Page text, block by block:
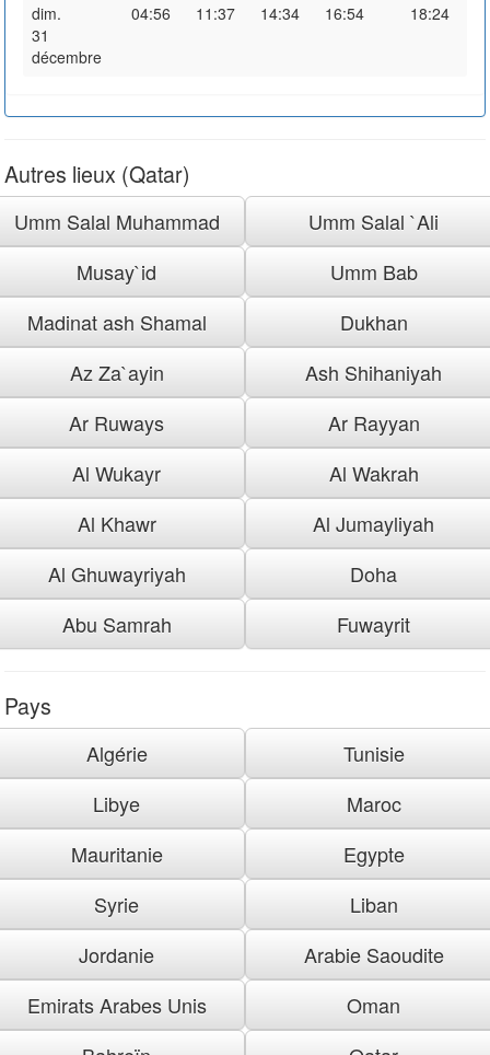
dim.
31
décembre
04:56 11:37 14:34 16:54 18:24
Autres lieux (Qatar)
Umm Salal Muhammad
Umm Salal `Ali
Musay`id
Umm Bab
Madinat ash Shamal
Dukhan
Az Za`ayin
Ash Shihaniyah
Ar Ruways
Ar Rayyan
Al Wukayr
Al Wakrah
Al Khawr
Al Jumayliyah
Al Ghuwayriyah
Doha
Abu Samrah
Fuwayrit
Pays
Algérie
Tunisie
Libye
Maroc
Mauritanie
Egypte
Syrie
Liban
Jordanie
Arabie Saoudite
Emirats Arabes Unis
Oman